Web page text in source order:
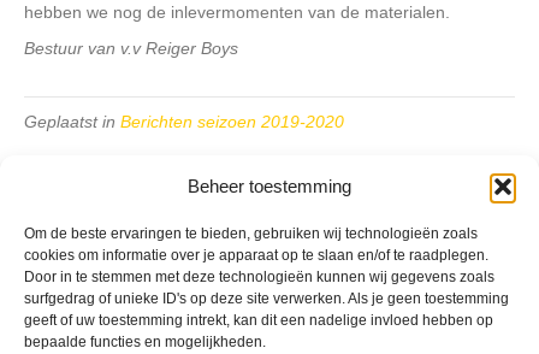
Beheer toestemming
Om de beste ervaringen te bieden, gebruiken wij technologieën zoals
cookies om informatie over je apparaat op te slaan en/of te raadplegen.
Door in te stemmen met deze technologieën kunnen wij gegevens zoals
surfgedrag of unieke ID's op deze site verwerken. Als je geen toestemming
geeft of uw toestemming intrekt, kan dit een nadelige invloed hebben op
bepaalde functies en mogelijkheden.
hebben we nog de inlevermomenten van de materialen.
Bestuur van v.v Reiger Boys
Geplaatst in Berichten seizoen 2019-2020
VV Reiger Boys
De Wending, Lotte Beesedijk 1
1705 NA Heerhugowaard